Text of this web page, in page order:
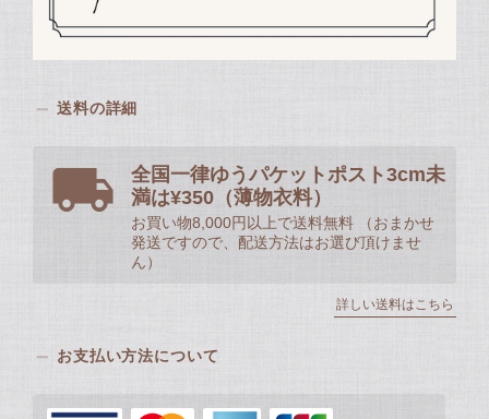
送料の詳細
全国一律ゆうパケットポスト3cm未
満は¥350（薄物衣料）
お買い物8,000円以上で送料無料 （おまかせ
発送ですので、配送方法はお選び頂けませ
ん）
詳しい送料はこちら
お支払い方法について